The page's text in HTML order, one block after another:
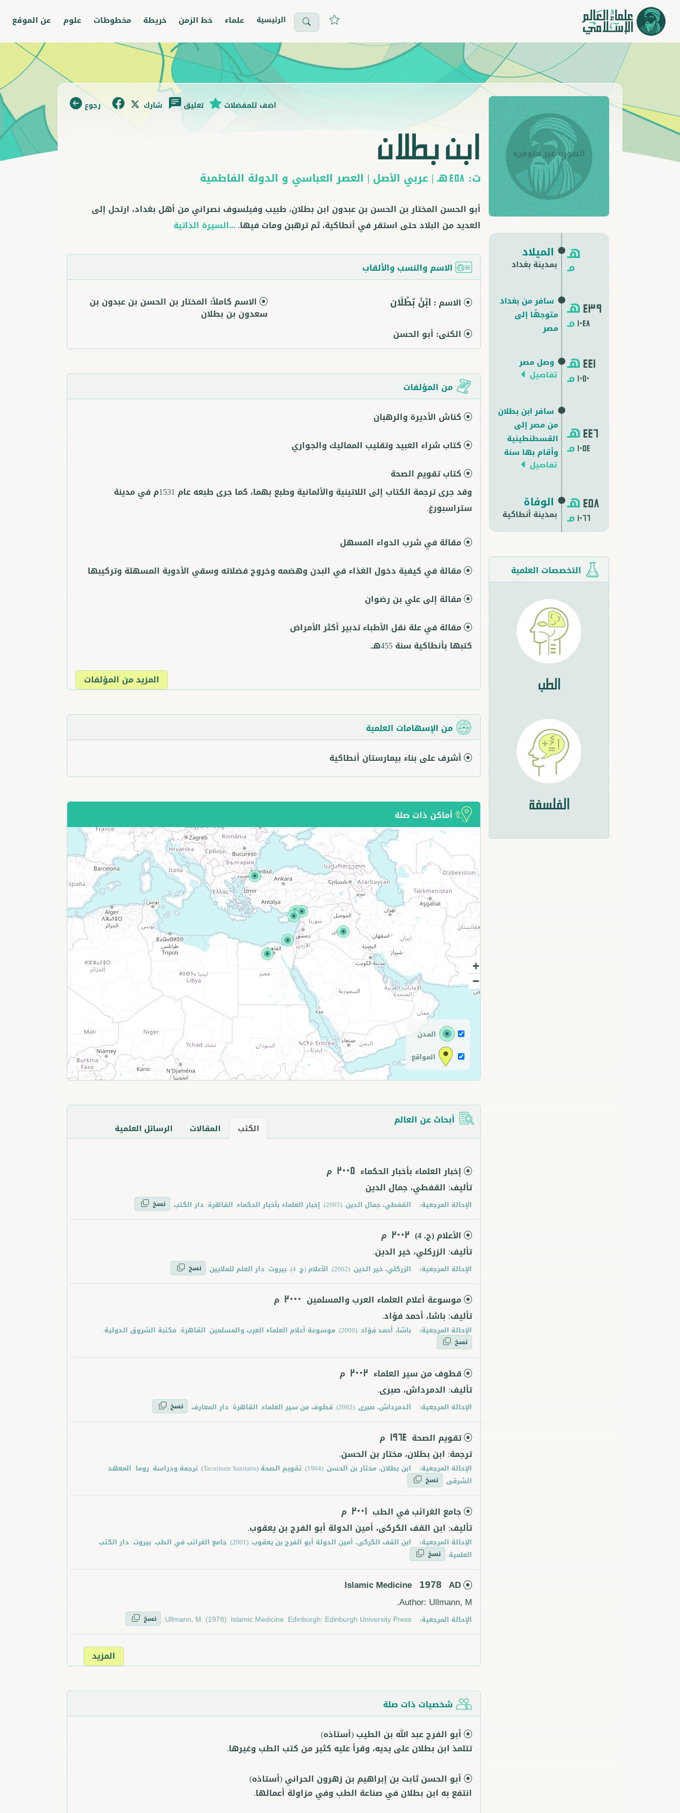
الرئيسية علماء خط الزمن خريطة مخطوطات علوم عن الموقع
هـ
مـ
الميلاد
بمدينة بغداد
هـ439
مـ 1048
سافر من بغداد
متوجهًا إلى
مصر
هـ441
مـ 1050
وصل مصر
تفاصيل
هـ446
مـ 1054
سافر ابن بطلان
من مصر إلى
القسطنطينية
وأقام بها سنة
تفاصيل
هـ458
مـ 1066
الوفاة
بمدينة أنطاكية
التخصصات العلمية
الطب
الفلسفة
رجوع شارك تعليق اضف للمفضلات
ابن بطلان
ت: 458هـ | عربي الأصل | العصر العباسي و الدولة الفاطمية
أبو الحسن المختار بن الحسن بن عبدون ابن بطلان، طبيب وفيلسوف نصراني من أهل بغداد، ارتحل إلى
العديد من البلاد حتى استقر في أنطاكية، ثم ترهبن ومات فيها....السيرة الذاتية
الاسم والنسب والألقاب
الاسم : ابْنُ بُطْلَان الاسم كاملاً: المختار بن الحسن بن عبدون بن
سعدون بن بطلان
الكنى: أبو الحسن
من المؤلفات
كناش الأديرة والرهبان
كتاب شراء العبيد وتقليب المماليك والجواري
كتاب تقويم الصحة
وقد جرى ترجمة الكتاب إلى اللاتينية والألمانية وطبع بهما، كما جرى طبعه عام 1531م في مدينة
ستراسبورغ.
مقالة في شرب الدواء المسهل
مقالة في كيفية دخول الغذاء في البدن وهضمه وخروج فضلاته وسقي الأدوية المسهلة وتركيبها
مقالة إلى علي بن رضوان
مقالة في علة نقل الأطباء تدبير أكثر الأمراض
كتبها بأنطاكية سنة 455هـ.
المزيد من المؤلفات
من الإسهامات العلمية
أشرف على بناء بيمارستان أنطاكية
أماكن ذات صلة
+
−
المدن
المواقع
أبحاث عن العالم
الكتب المقالات الرسائل العلمية
إخبار العلماء بأخبار الحكماء 2005 م
تأليف: القفطي، جمال الدين
الإحالة المرجعية: القفطي، جمال الدين. (2005). إخبار العلماء بأخبار الحكماء. القاهرة: دار الكتب. نسخ
الأعلام (ج. 4) 2002 م
تأليف: الزركلي، خير الدين.
الإحالة المرجعية: الزركلي، خير الدين. (2002). الأعلام (ج. 4). بيروت: دار العلم للملايين. نسخ
موسوعة أعلام العلماء العرب والمسلمين 2000 م
تأليف: باشا، أحمد فؤاد.
الإحالة المرجعية: باشا، أحمد فؤاد. (2000). موسوعة أعلام العلماء العرب والمسلمين. القاهرة: مكتبة الشروق الدولية.
نسخ
قطوف من سير العلماء 2002 م
تأليف: الدمرداش، صبرى.
الإحالة المرجعية: الدمرداش، صبرى. (2002). قطوف من سير العلماء. القاهرة: دار المعارف. نسخ
تقويم الصحة 1964 م
ترجمة: ابن بطلان، مختار بن الحسن.
الإحالة المرجعية:
ابن بطلان، مختار بن الحسن. (1964). تقويم الصحة (Tacuinum Sanitatis). ترجمة ودراسة. روما: المعهد
الشرقى. نسخ
جامع الغرائب في الطب 2001 م
تأليف: ابن القف الكركى، أمين الدولة أبو الفرج بن يعقوب.
الإحالة المرجعية:
ابن القف الكركى، أمين الدولة أبو الفرج بن يعقوب. (2001). جامع الغرائب في الطب. بيروت: دار الكتب
العلمية. نسخ
Islamic Medicine 1978
AD
Author: Ullmann, M.
الإحالة المرجعية: Ullmann, M. (1978). Islamic Medicine. Edinburgh: Edinburgh University Press. نسخ
المزيد
شخصيات ذات صلة
أبو الفرج عبد الله بن الطيب(أستاذه)
تتلمذ ابن بطلان على يديه، وقرأ عليه كثير من كتب الطب وغيرها.
أبو الحسن ثابت بن إبراهيم بن زهرون الحراني(أستاذه)
انتفع به ابن بطلان في صناعة الطب وفي مزاولة أعمالها.